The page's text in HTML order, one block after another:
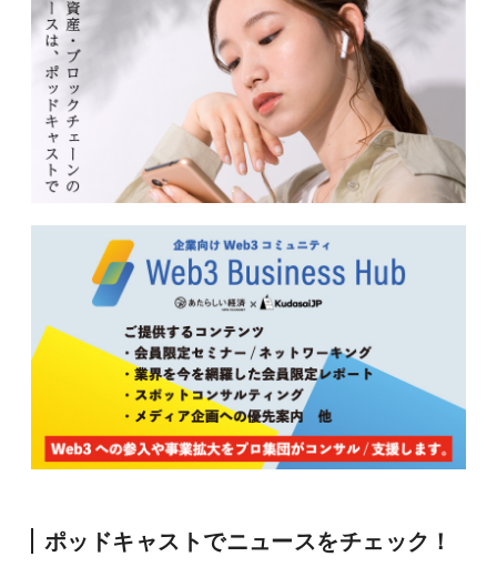
ポッドキャストでニュースをチェック！